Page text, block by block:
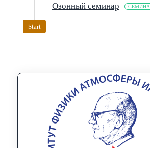
Озонный семинар
Start